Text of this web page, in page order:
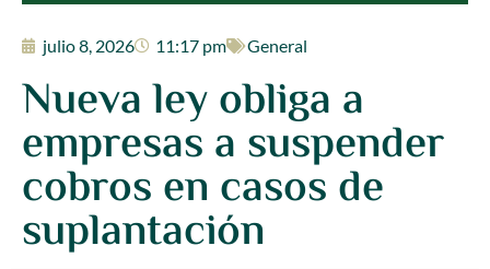
julio 8, 2026 11:17 pm General
Nueva ley obliga a
empresas a suspender
cobros en casos de
suplantación